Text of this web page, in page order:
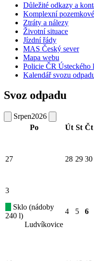
Důležité odkazy a
Komplexní
Ztráty a nálezy
Životní situace
Jízdní řády
MAS Český sever
Mapa webu
Policie ČR Ústeckého
Kalendář svozu
Svoz odpadu
Srpen2026
Po
Út St Čt
27 28 29 30
3
Sklo (nádoby
240 l)
Ludvíkovice
4 5 6